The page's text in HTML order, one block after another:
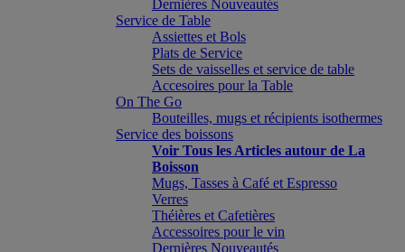
Dernières Nouveautés
Service de Table
Assiettes et Bols
Plats de Service
Sets de vaisselles et service de table
Accesoires pour la Table
On The Go
Bouteilles, mugs et récipients isothermes
Service des boissons
Voir Tous les Articles autour de La
Boisson
Mugs, Tasses à Café et Espresso
Verres
Théières et Cafetières
Accessoires pour le vin
Dernières Nouveautés